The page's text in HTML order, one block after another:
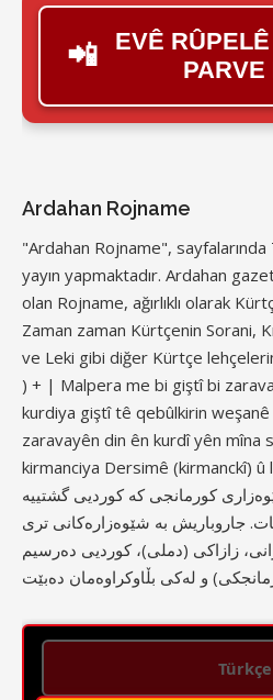
📲
EVÊ
PARVE
Ardahan Rojname
"Ardahan Rojname",
yayın yapmaktadır. Ardahan
olan Rojname, ağırlıklı olarak
Zaman zaman Kürtçenin Sorani,
ve Leki gibi diğer Kürtçe
) + | Malpera me bi giştî bi
kurdiya giştî tê qebûlkirin
zaravayên din ên kurdî yên mîna
kirmanciya Dersimê (kirmanckî)
کورمانجی کە کوردیی گشتییە
جاروباریش بە شێوەزارەکانی تری
زازاکی (دملی)، کوردیی دەرسیم
Türkçe